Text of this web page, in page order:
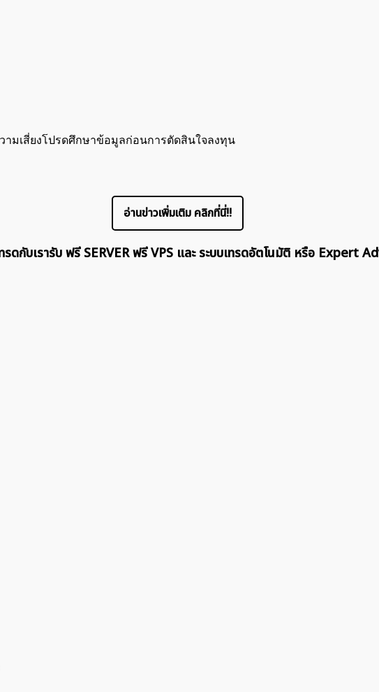
ามเสี่ยงโปรดศึกษาข้อมูลก่อนการตัดสินใจลงทุน
อ่านข่าวเพิ่มเติม คลิกที่นี่!!
ดกับเรารับ ฟรี SERVER ฟรี VPS และ ระบบเทรดอัตโนมัติ หรือ Expert